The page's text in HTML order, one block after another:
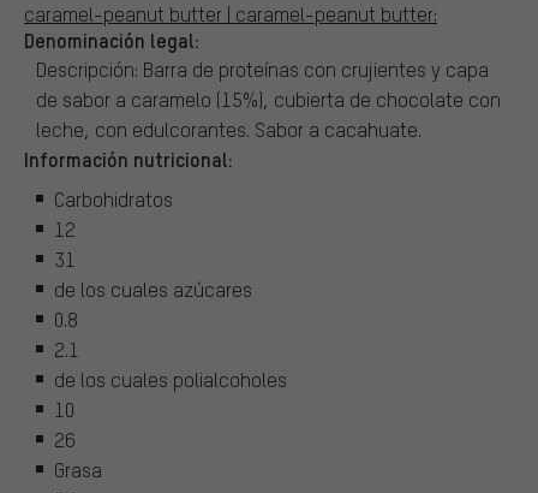
caramel-peanut butter | caramel-peanut butter:
Denominación legal:
Descripción: Barra de proteínas con crujientes y capa
de sabor a caramelo (15%), cubierta de chocolate con
leche, con edulcorantes. Sabor a cacahuate.
Información nutricional:
Carbohidratos
12
31
de los cuales azúcares
0.8
2.1
de los cuales polialcoholes
10
26
Grasa